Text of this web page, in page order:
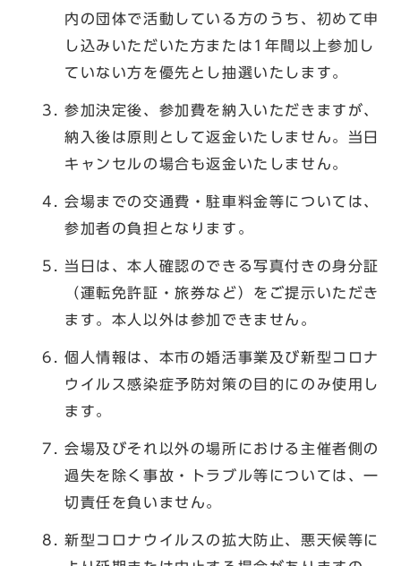
内の団体で活動している方のうち、初めて申
し込みいただいた方または1年間以上参加し
ていない方を優先とし抽選いたします。
参加決定後、参加費を納入いただきますが、
納入後は原則として返金いたしません。当日
キャンセルの場合も返金いたしません。
会場までの交通費・駐車料金等については、
参加者の負担となります。
当日は、本人確認のできる写真付きの身分証
（運転免許証・旅券など）をご提示いただき
ます。本人以外は参加できません。
個人情報は、本市の婚活事業及び新型コロナ
ウイルス感染症予防対策の目的にのみ使用し
ます。
会場及びそれ以外の場所における主催者側の
過失を除く事故・トラブル等については、一
切責任を負いません。
新型コロナウイルスの拡大防止、悪天候等に